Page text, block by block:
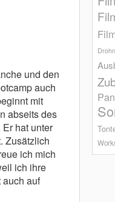
und den
auch
mit
abseits des
hat unter
Zusätzlich
ich mich
ich ihre
auf